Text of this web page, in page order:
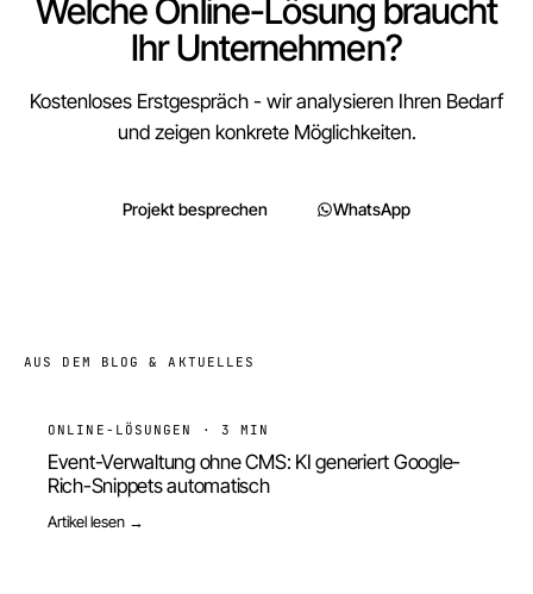
Welche Online-Lösung braucht
Ihr Unternehmen?
Kostenloses Erstgespräch - wir analysieren Ihren Bedarf
und zeigen konkrete Möglichkeiten.
Projekt besprechen WhatsApp
AUS DEM BLOG & AKTUELLES
ONLINE-LÖSUNGEN · 3 MIN
Event-Verwaltung ohne CMS: KI generiert Google-
Rich-Snippets automatisch
Artikel lesen →